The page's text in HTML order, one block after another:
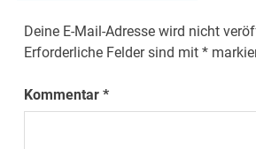
Deine E-Mail-Adresse wird nicht
Erforderliche Felder sind mit*
Kommentar*